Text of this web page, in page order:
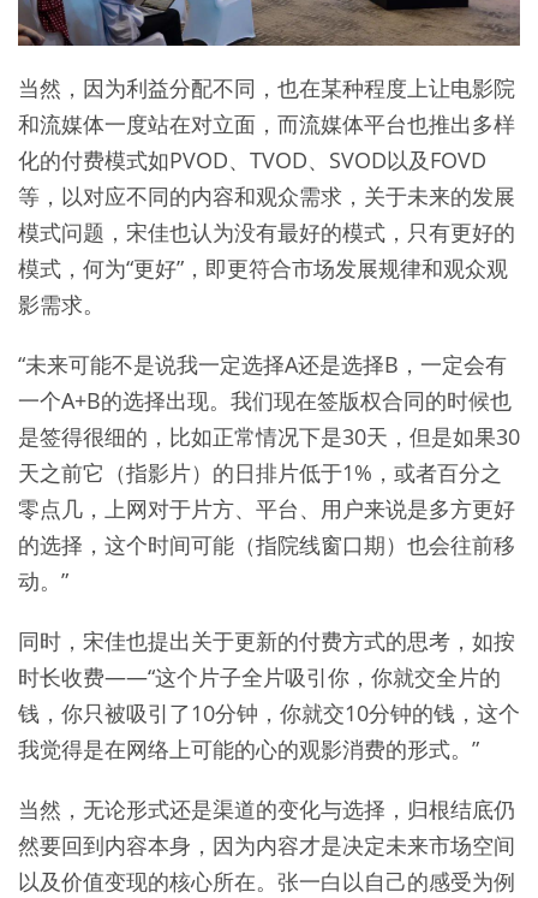
当然，因为利益分配不同，也在某种程度上让电影院
和流媒体一度站在对立面，而流媒体平台也推出多样
化的付费模式如PVOD、TVOD、SVOD以及FOVD
等，以对应不同的内容和观众需求，关于未来的发展
模式问题，宋佳也认为没有最好的模式，只有更好的
模式，何为“更好”，即更符合市场发展规律和观众观
影需求。
“未来可能不是说我一定选择A还是选择B，一定会有
一个A+B的选择出现。我们现在签版权合同的时候也
是签得很细的，比如正常情况下是30天，但是如果30
天之前它（指影片）的日排片低于1%，或者百分之
零点几，上网对于片方、平台、用户来说是多方更好
的选择，这个时间可能（指院线窗口期）也会往前移
动。”
同时，宋佳也提出关于更新的付费方式的思考，如按
时长收费——“这个片子全片吸引你，你就交全片的
钱，你只被吸引了10分钟，你就交10分钟的钱，这个
我觉得是在网络上可能的心的观影消费的形式。”
当然，无论形式还是渠道的变化与选择，归根结底仍
然要回到内容本身，因为内容才是决定未来市场空间
以及价值变现的核心所在。张一白以自己的感受为例